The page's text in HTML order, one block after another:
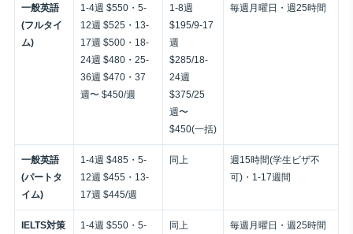
一般英語
(フルタイ
ム)
1-4週 $550・5-
12週 $525・13-
17週 $500・18-
24週 $480・25-
36週 $470・37
週〜 $450/週
1-8週
$195/9-17
週
$285/18-
24週
$375/25
週〜
$450(一括)
毎週月曜日・週25時間
一般英語
(パートタ
イム)
1-4週 $485・5-
12週 $455・13-
17週 $445/週
同上
週15時間(学生ビザ不
可)・1-17週間
IELTS対策
1-4週 $550・5-
同上 毎週月曜日・週25時間